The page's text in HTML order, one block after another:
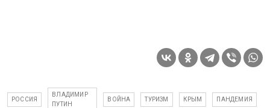
РОССИЯ
ВЛАДИМИР
ПУТИН
ВОЙНА ТУРИЗМ КРЫМ ПАНДЕМИЯ